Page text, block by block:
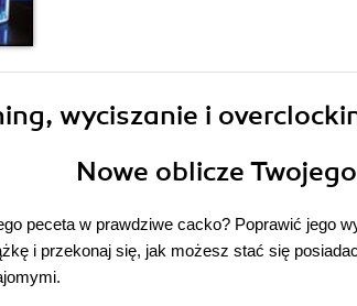
wyciszanie i
Nowe oblicze
peceta w prawdziwe cacko? Poprawić jego
i przekonaj się, jak możesz stać się